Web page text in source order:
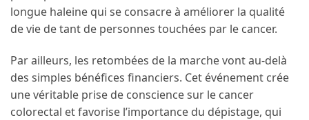
longue haleine qui se consacre à améliorer la qualité
de vie de tant de personnes touchées par le cancer.
Par ailleurs, les retombées de la marche vont au-delà
des simples bénéfices financiers. Cet événement crée
une véritable prise de conscience sur le cancer
colorectal et favorise l’importance du dépistage, qui